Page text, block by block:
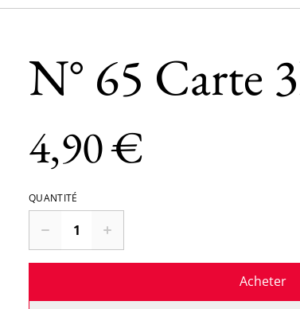
N° 65 Carte
4,90 €
QUANTITÉ
Acheter